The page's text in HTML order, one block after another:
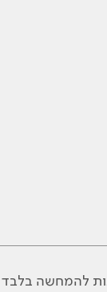
להמחשה בלבד